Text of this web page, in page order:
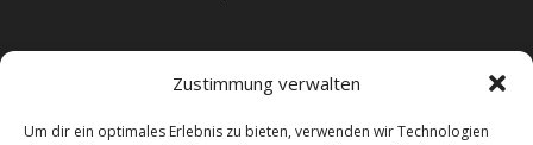
Zustimmung verwalten
Um dir ein optimales Erlebnis zu bieten, verwenden wir Technologien
LINKS